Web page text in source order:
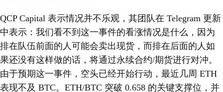
QCP Capital 表示情况并不乐观，其团队在 Telegram 更新
中表示：我们看不到这一事件的看涨情况是什么，因为
排在队伍前面的人可能会卖出现货，而排在后面的人如
果还没有这样做的话，将通过永续合约/期货进行对冲。
由于预期这一事件，空头已经开始行动，最近几周 ETH
表现不及 BTC。ETH/BTC 突破 0.658 的关键支撑位，并